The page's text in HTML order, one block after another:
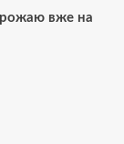
вже на